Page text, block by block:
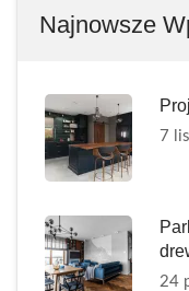
Najnowsze
7
24